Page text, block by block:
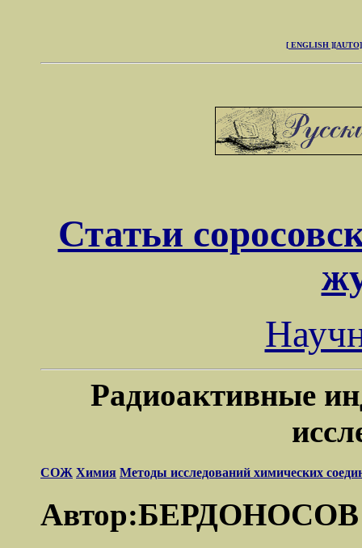
[ ENGLISH ][AUTO]
Статьи
Радиоактивные
СОЖ Химия Методы исследований химических